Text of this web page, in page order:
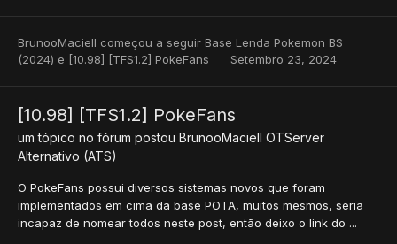
BrunooMaciell começou a seguir Base Lenda Pokemon BS
(2024) e [10.98] [TFS1.2] PokeFans Setembro 23, 2024
[10.98] [TFS1.2] PokeFans
um tópico no fórum postou BrunooMaciell
OTServer
Alternativo (ATS)
O PokeFans possui diversos sistemas novos que foram
implementados em cima da base POTA, muitos mesmos, seria
incapaz de nomear todos neste post, então deixo o link do ...